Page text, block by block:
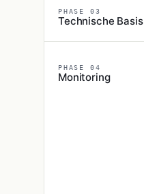
PHASE 03
Technische Basis
PHASE 04
Monitoring